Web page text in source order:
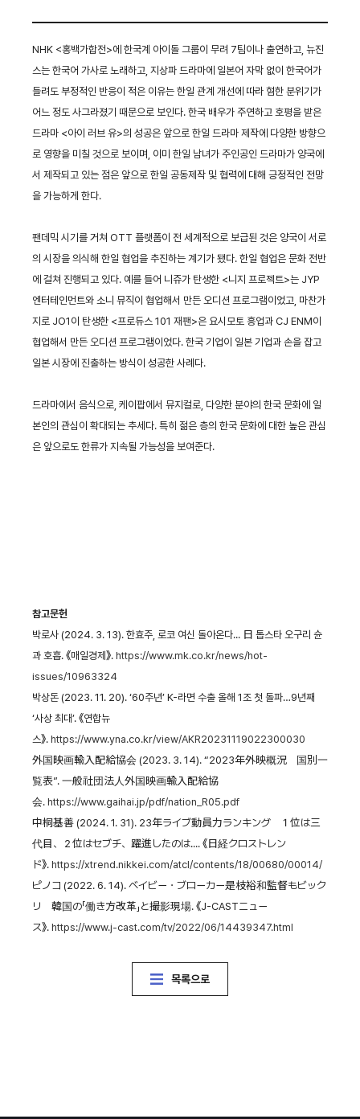
NHK <홍백가합전>에 한국계 아이돌 그룹이 무려 7팀이나 출연하고, 뉴진
스는 한국어 가사로 노래하고, 지상파 드라마에 일본어 자막 없이 한국어가
들려도 부정적인 반응이 적은 이유는 한일 관계 개선에 따라 혐한 분위기가
어느 정도 사그라졌기 때문으로 보인다. 한국 배우가 주연하고 호평을 받은
드라마 <아이 러브 유>의 성공은 앞으로 한일 드라마 제작에 다양한 방향으
로 영향을 미칠 것으로 보이며, 이미 한일 남녀가 주인공인 드라마가 양국에
서 제작되고 있는 점은 앞으로 한일 공동제작 및 협력에 대해 긍정적인 전망
을 가능하게 한다.
팬데믹 시기를 거쳐 OTT 플랫폼이 전 세계적으로 보급된 것은 양국이 서로
의 시장을 의식해 한일 협업을 추진하는 계기가 됐다. 한일 협업은 문화 전반
에 걸쳐 진행되고 있다. 예를 들어 니쥬가 탄생한 <니지 프로젝트>는 JYP
엔터테인먼트와 소니 뮤직이 협업해서 만든 오디션 프로그램이었고, 마찬가
지로 JO1이 탄생한 <프로듀스 101 재팬>은 요시모토 흥업과 CJ ENM이
협업해서 만든 오디션 프로그램이었다. 한국 기업이 일본 기업과 손을 잡고
일본 시장에 진출하는 방식이 성공한 사례다.
드라마에서 음식으로, 케이팝에서 뮤지컬로, 다양한 분야의 한국 문화에 일
본인의 관심이 확대되는 추세다. 특히 젊은 층의 한국 문화에 대한 높은 관심
은 앞으로도 한류가 지속될 가능성을 보여준다.
참고문헌
박로사 (2024. 3. 13). 한효주, 로코 여신 돌아온다... 日 톱스타 오구리 슌
과 호흡. 《매일경제》. https://www.mk.co.kr/news/hot-
issues/10963324
박상돈 (2023. 11. 20). ‘60주년’ K-라면 수출 올해 1조 첫 돌파…9년째
‘사상 최대’. 《연합뉴
스》. https://www.yna.co.kr/view/AKR20231119022300030
外国映画輸入配給協会 (2023. 3. 14). “2023年外映概況 国別一
覧表”. 一般社団法人外国映画輸入配給協
会. https://www.gaihai.jp/pdf/nation_R05.pdf
中桐基善 (2024. 1. 31). 23年ライブ動員力ランキング １位は三
代目、２位はセブチ、躍進したのは.... 《日経クロストレン
ド》. https://xtrend.nikkei.com/atcl/contents/18/00680/00014/
ピノコ (2022. 6. 14). ベイビー・ブローカー是枝裕和監督もビック
リ 韓国の「働き方改革」と撮影現場. 《J-CASTニュー
ス》. https://www.j-cast.com/tv/2022/06/14439347.html
목록으로